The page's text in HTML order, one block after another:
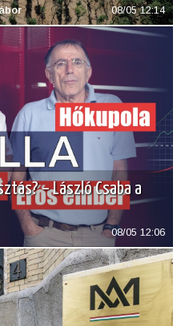
08/05 12:14
– László Csaba a
08/05 12:06